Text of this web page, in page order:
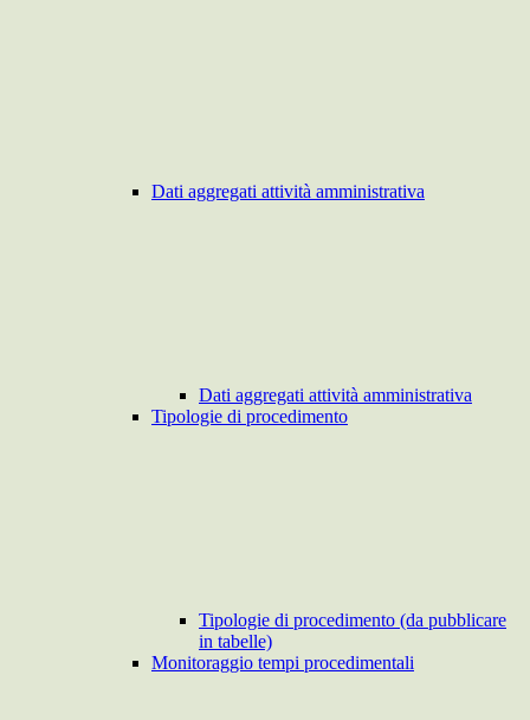
Dati aggregati attività amministrativa
Dati aggregati attività amministrativa
Tipologie di procedimento
Tipologie di procedimento (da pubblicare
in tabelle)
Monitoraggio tempi procedimentali